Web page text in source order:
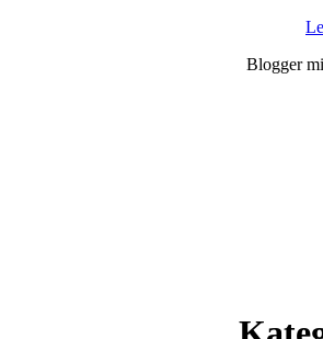
Blogger